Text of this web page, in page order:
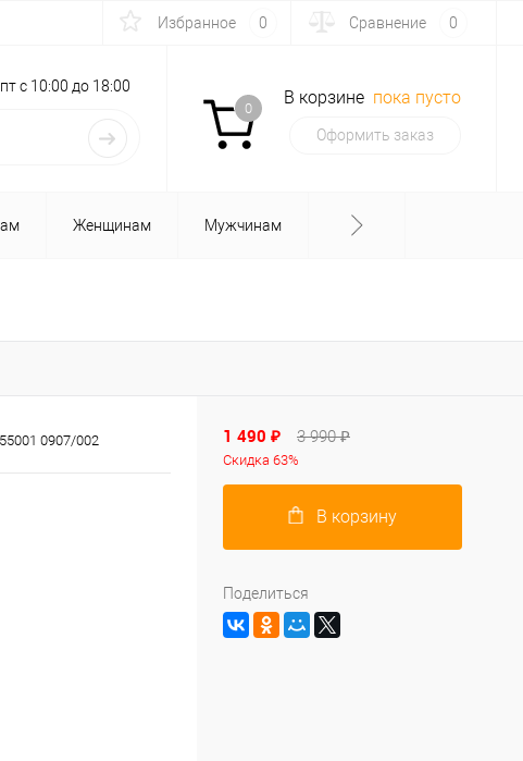
Избранное 0 Сравнение 0
с 10:00 до 18:00
0
В корзине пока пусто
Оформить заказ
Женщинам Мужчинам
55001 0907/002 1 490 ₽ 3 990 ₽
Скидка 63%
В корзину
Поделиться